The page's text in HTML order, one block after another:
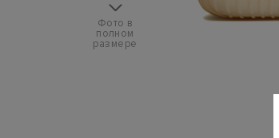
Фото в
полном
размере